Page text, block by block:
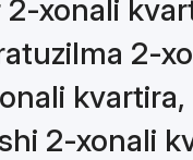
xonali
2-
kvartira,
2-xonali